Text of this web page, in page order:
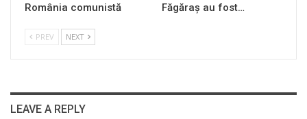
România comunistă
Făgăraș au fost…
PREV NEXT
LEAVE A REPLY